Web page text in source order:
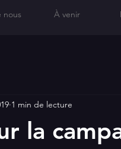
la
1 min de lecture
nous À venir